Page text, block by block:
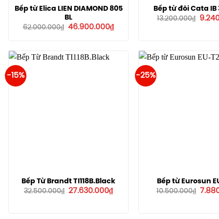
Bếp từ Elica LIEN DIAMOND 805
BL
62.000.000₫ Giá
46.900.000₫Giá
hiện
46.900.000₫.
Bếp từ đôi Cata IB
13.200.000₫ Giá
-15%
Bếp Từ Brandt TI118B.Black
32.500.000₫ Giá
27.630.000₫Giá
hiện
-25%
Bếp từ Eurosun
10.500.000₫ Giá